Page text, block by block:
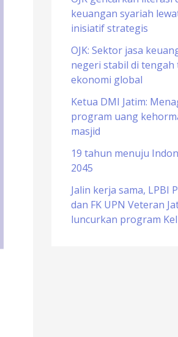
o
r
:
keuangan syariah
inisiatif strategis
OJK: Sektor jasa
negeri stabil di tengah
ekonomi global
Ketua DMI Jatim:
program uang
masjid
19 tahun menuju
2045
Jalin kerja sama, LPBI
dan FK UPN Veteran
luncurkan program